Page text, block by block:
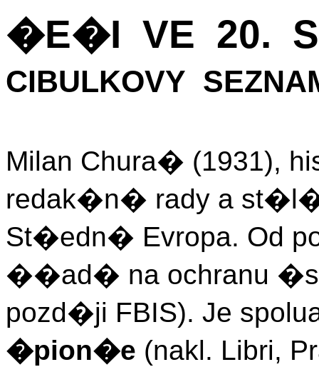
�E�I VE 20.
CIBULKOVY
Milan Chura� (1931),
redak�n� rady a
St�edn� Evropa. Od
��ad� na ochranu
pozd�ji FBIS). Je
�pion�e (nakl. Libri,